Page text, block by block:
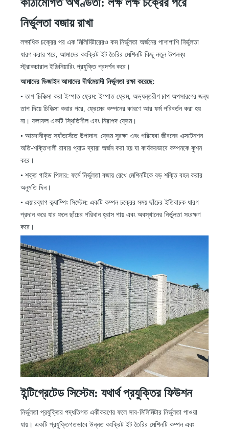
কাঠামোগত অখণ্ডতা: লক্ষ লক্ষ চক্রের পরে
নির্ভুলতা বজায় রাখা
লক্ষাধিক চক্রের পর এক মিলিমিটারেরও কম নির্ভুলতা অর্জনের পাশাপাশি নির্ভুলতা
ধারণ করার পরে, আমাদের কংক্রিট ইট তৈরির মেশিনটি কিছু নতুন উপলব্ধ
স্ট্রাকচারাল ইঞ্জিনিয়ারিং প্রযুক্তি প্রদর্শন করে।
আমাদের ডিজাইন আমাদের দীর্ঘমেয়াদী নির্ভুলতা রক্ষা করেছে:
•তাপ চিকিত্সা করা ইস্পাত ফ্রেম: ইস্পাত ফ্রেম, অভ্যন্তরীণ চাপ অপসারণের জন্য
তাপ দিয়ে চিকিত্সা করার পরে, ফ্রেমের কম্পনের কারণে আর ফর্ম পরিবর্তন করা হয়
না। ফলাফল একটি স্থিতিশীল এবং নিরাপদ ফ্রেম।
• আমদানীকৃত স্যাঁতসেঁতে উপাদান: ফ্রেম সুরক্ষা এবং পরিষেবা জীবনের এক্সটেনশন
অতি-শক্তিশালী রাবার প্যাড দ্বারা অর্জন করা হয় যা কার্যকরভাবে কম্পনকে কুশন
করে।
• শক্ত গাইড পিলার: ফর্মে নির্ভুলতা বজায় রেখে মেশিনটিকে বড় শক্তি বহন করার
অনুমতি দিন।
• এয়ারব্যাগ ক্ল্যাম্পিং সিস্টেম: একটি কম্পন চক্রের সময় ছাঁচের ইতিবাচক ধারণ
প্রদান করে যার ফলে ছাঁচের পরিধান হ্রাস পায় এবং অবস্থানের নির্ভুলতা সংরক্ষণ
করে।
ইন্টিগ্রেটেড সিস্টেম: যথার্থ প্রযুক্তির ফিউশন
নির্ভুলতা প্রযুক্তির পদ্ধতিগত একীকরণের ফলে সাব-মিলিমিটার নির্ভুলতা পাওয়া
যায়। একটি প্রযুক্তিগতভাবে উন্নত কংক্রিট ইট তৈরির মেশিনটি কম্পন এবং